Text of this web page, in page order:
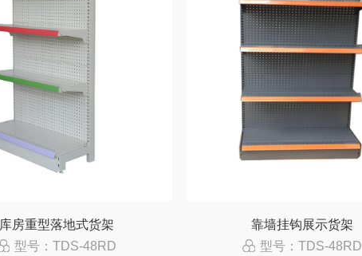
库房重型落地式货架
型号：TDS-48RD
靠墙挂钩展示货架
型号：TDS-48RD